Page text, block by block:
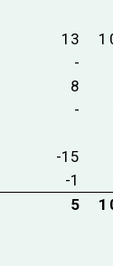
13
1
-
8
-
-15
-1
5
1